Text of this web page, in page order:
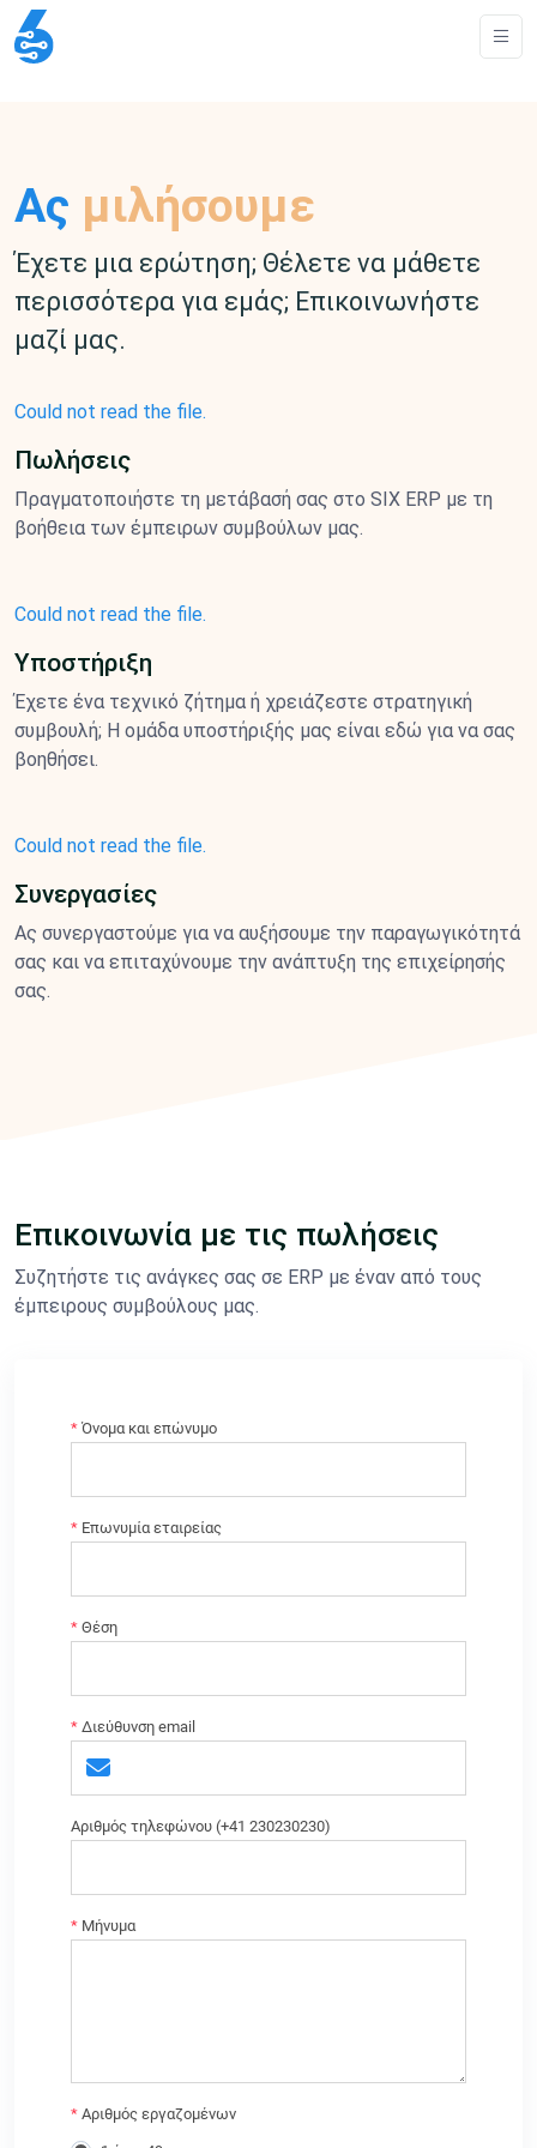
Ας μιλήσουμε
Έχετε μια ερώτηση; Θέλετε να μάθετε
περισσότερα για εμάς; Επικοινωνήστε
μαζί μας.
Could not read the file.
Πωλήσεις
Πραγματοποιήστε τη μετάβασή σας στο SIX ERP με τη
βοήθεια των έμπειρων συμβούλων μας.
Could not read the file.
Υποστήριξη
Έχετε ένα τεχνικό ζήτημα ή χρειάζεστε στρατηγική
συμβουλή; Η ομάδα υποστήριξής μας είναι εδώ για να σας
βοηθήσει.
Could not read the file.
Συνεργασίες
Ας συνεργαστούμε για να αυξήσουμε την παραγωγικότητά
σας και να επιταχύνουμε την ανάπτυξη της επιχείρησής
σας.
Επικοινωνία με τις πωλήσεις
Συζητήστε τις ανάγκες σας σε ERP με έναν από τους
έμπειρους συμβούλους μας.